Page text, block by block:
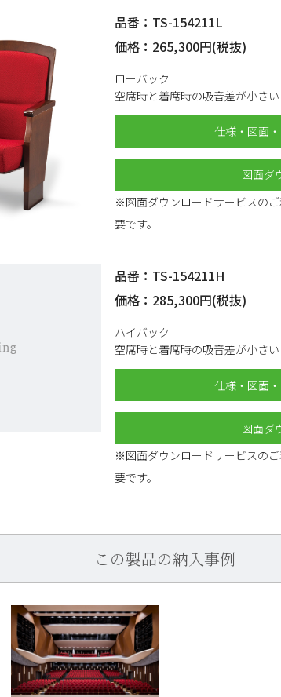
品番：TS-154211L
価格：265,300円(税抜)
ローバック
空席時と着席時の吸音差が小さい
仕様・図面
図面ダ
※図面ダウンロードサービスの
要です。
品番：TS-154211H
価格：285,300円(税抜)
ハイバック
空席時と着席時の吸音差が小さい
仕様・図面
図面ダ
※図面ダウンロードサービスの
要です。
この製品の納入事例